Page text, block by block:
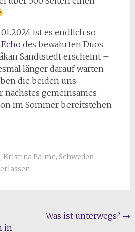
ist es endlich so
des bewährten Duos
Sandtstedt erscheint –
länger darauf warten
die beiden uns
nächstes gemeinsames
im Sommer bereitstehen
, Kristina Palme, Schweden
in
Was ist unterwegs? →